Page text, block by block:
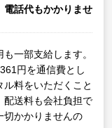
電話代もかかりませ
一部支給します。
円を通信費とし
料をいただくこと
配送料も会社負担で
切かかりませんの